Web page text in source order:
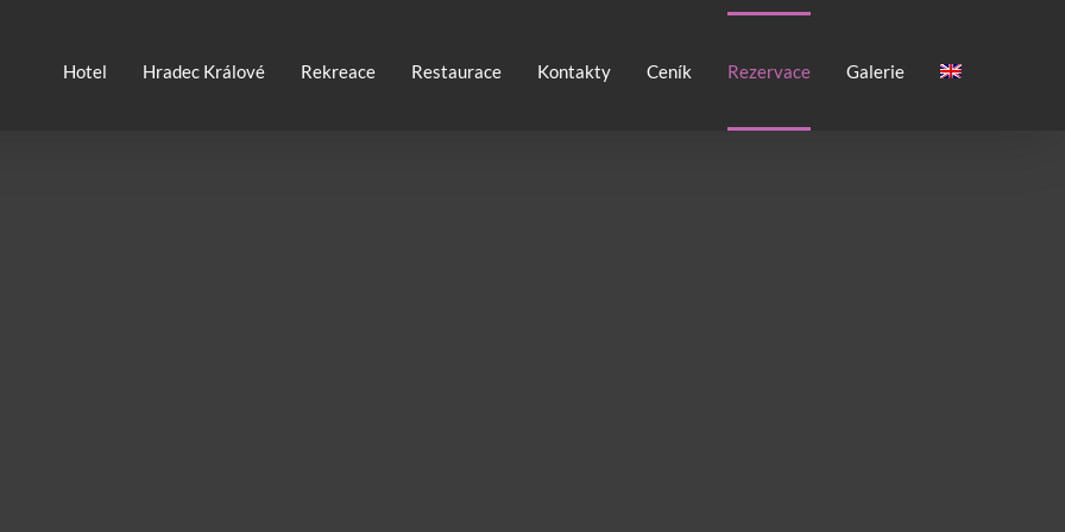
Hotel Hradec Králové Rekreace Restaurace Kontakty Ceník Rezervace Galerie